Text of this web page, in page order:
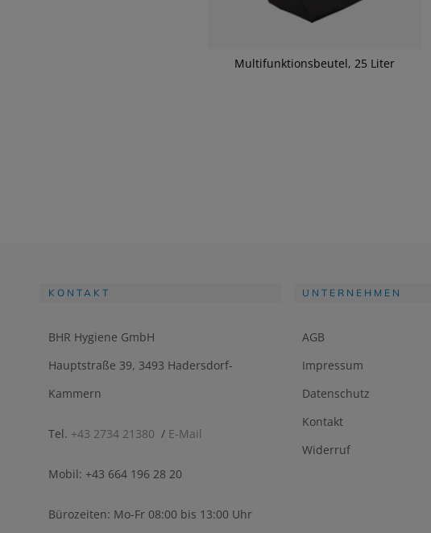
Multifunktionsbeutel, 25 Liter
KONTAKT
BHR Hygiene GmbH
Hauptstraße 39, 3493 Hadersdorf-
Kammern
Tel. +43 2734 21380 / E-Mail
Mobil: +43 664 196 28 20
Bürozeiten: Mo-Fr 08:00 bis 13:00 Uhr
UNTERNEHMEN
AGB
Impressum
Datenschutz
Kontakt
Widerruf